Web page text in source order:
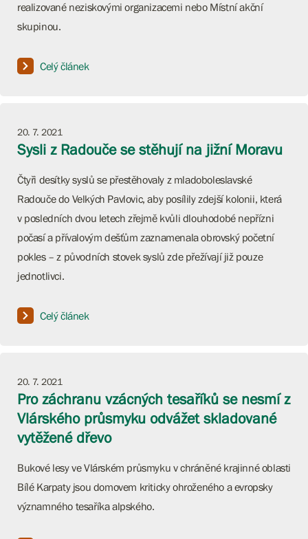
realizované neziskovými organizacemi nebo Místní akční
skupinou.
Celý článek
20. 7. 2021
Sysli z Radouče se stěhují na jižní Moravu
Čtyři desítky syslů se přestěhovaly z mladoboleslavské
Radouče do Velkých Pavlovic, aby posílily zdejší kolonii, která
v posledních dvou letech zřejmě kvůli dlouhodobé nepřízni
počasí a přívalovým dešťům zaznamenala obrovský početní
pokles – z původních stovek syslů zde přežívají již pouze
jednotlivci.
Celý článek
20. 7. 2021
Pro záchranu vzácných tesaříků se nesmí z
Vlárského průsmyku odvážet skladované
vytěžené dřevo
Bukové lesy ve Vlárském průsmyku v chráněné krajinné oblasti
Bílé Karpaty jsou domovem kriticky ohroženého a evropsky
významného tesaříka alpského.